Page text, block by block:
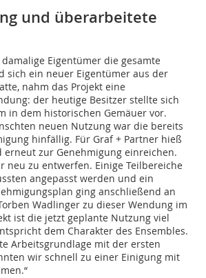
und überarbeitete
Eigentümer die gesamte
sich ein neuer Eigentümer aus der
nahm das Projekt eine
der heutige Besitzer stellte sich
in dem historischen Gemäuer vor.
neuen Nutzung war die bereits
hinfällig. Für Graf + Partner hieß
erneut zur Genehmigung einreichen.
neu zu entwerfen. Einige Teilbereiche
angepasst werden und ein
ging anschließend an
Wadlinger zu dieser Wendung im
ist die jetzt geplante Nutzung viel
dem Charakter des Ensembles.
Arbeitsgrundlage mit der ersten
wir schnell zu einer Einigung mit